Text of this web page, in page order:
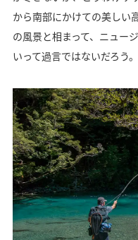
から南部にかけての美しい
の風景と相まって、ニュー
いって過言ではないだろう。